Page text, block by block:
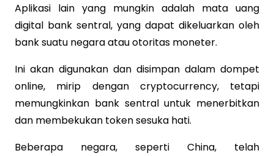
Aplikasi lain yang mungkin adalah mata uang
digital bank sentral, yang dapat dikeluarkan oleh
bank suatu negara atau otoritas moneter.
Ini akan digunakan dan disimpan dalam dompet
online, mirip dengan cryptocurrency, tetapi
memungkinkan bank sentral untuk menerbitkan
dan membekukan token sesuka hati.
Beberapa negara, seperti China, telah